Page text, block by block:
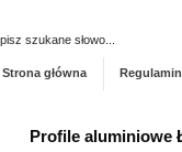
Strona główna
Profile aluminiowe